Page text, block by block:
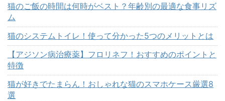
猫のご飯の時間は何時がベスト？年齢別の最適な食事リズ
ム
猫のシステムトイレ！使って分かった5つのメリットとは
【アジソン病治療薬】フロリネフ！おすすめのポイントと
特徴
猫が好きでたまらん！おしゃれな猫のスマホケース厳選8
選